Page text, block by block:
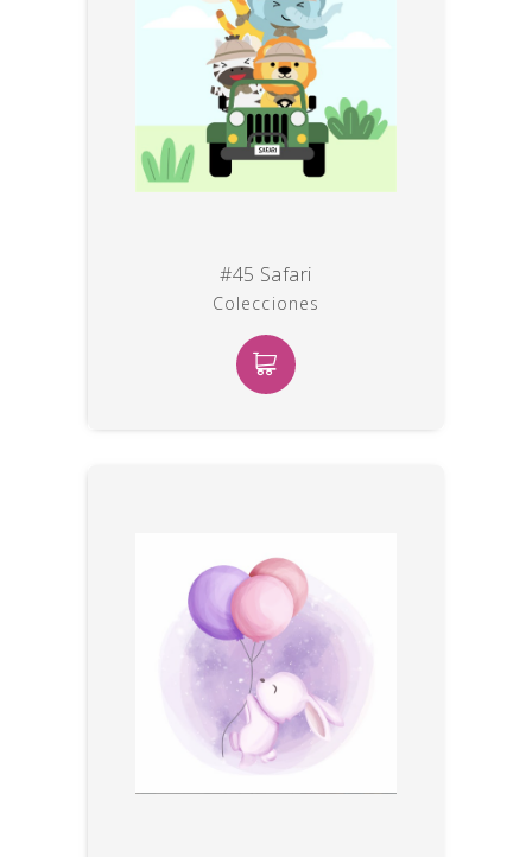
#45 Safari
Colecciones